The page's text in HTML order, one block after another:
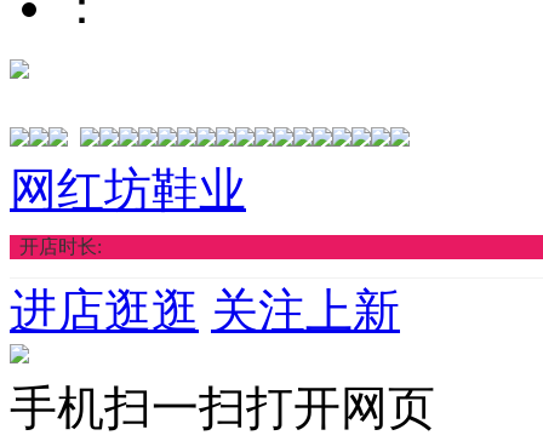
网红坊鞋业
开店时长:
进店逛逛 关注上新
手机扫一扫打开网页